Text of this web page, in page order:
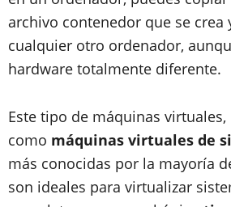
archivo contenedor que se crea
cualquier otro ordenador,
hardware totalmente diferente.
Este tipo de máquinas virtuales,
como máquinas virtuales de
más conocidas por la mayoría
son ideales para virtualizar